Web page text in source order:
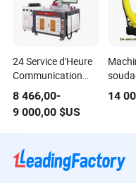
24 Service d'Heure
Communication
Optique Batteries
Électronique
Machine de
à Fibre
8 466,00-
9 000,00 $US
le
14